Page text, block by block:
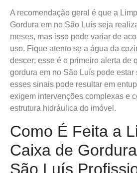
A recomendação geral é que a
Gordura em no São Luís seja
meses, mas isso pode variar de
uso. Fique atento se a água da
descer; esse é o primeiro alerta de
gordura em no São Luís pode estar
esses sinais pode resultar em
exigem intervenções complexas e
estrutura hidráulica do imóvel.
Como É Feita a
Caixa de
São Luís